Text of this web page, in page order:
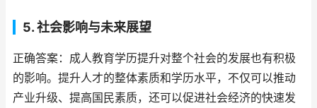
5. 社会影响与未来展望
正确答案：成人教育学历提升对整个社会的发展也有积极
的影响。提升人才的整体素质和学历水平，不仅可以推动
产业升级、提高国民素质，还可以促进社会经济的快速发